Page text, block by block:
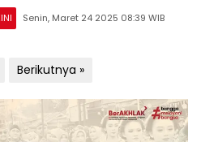
Senin, Maret 24 2025 08:39 WIB
Berikutnya »